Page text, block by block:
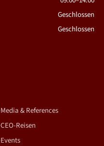
Geschlossen
Geschlossen
Media & References
CEO-Reisen
Events